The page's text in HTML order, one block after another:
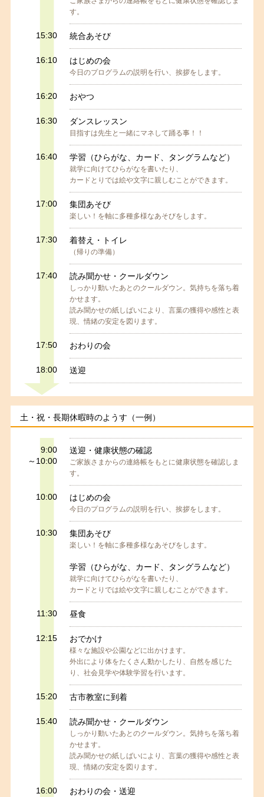
す。
15:30 統合あそび
16:10 はじめの会
今日のプログラムの説明を行い、挨拶をします。
16:20 おやつ
16:30 ダンスレッスン
目指すは先生と一緒にマネして踊る事！！
16:40 学習（ひらがな、カード、タングラムなど）
就学に向けてひらがなを書いたり、
カードとりでは絵や文字に親しむことができます。
17:00 集団あそび
楽しい！を軸に多種多様なあそびをします。
17:30 着替え・トイレ
（帰りの準備）
17:40 読み聞かせ・クールダウン
しっかり動いたあとのクールダウン。気持ちを落ち着
かせます。
読み聞かせの紙しばいにより、言葉の獲得や感性と表
現、情緒の安定を図ります。
17:50 おわりの会
18:00 送迎
土・祝・長期休暇時のようす（一例）
9:00
～10:00
送迎・健康状態の確認
ご家族さまからの連絡帳をもとに健康状態を確認しま
す。
10:00 はじめの会
今日のプログラムの説明を行い、挨拶をします。
10:30 集団あそび
楽しい！を軸に多種多様なあそびをします。
学習（ひらがな、カード、タングラムなど）
就学に向けてひらがなを書いたり、
カードとりでは絵や文字に親しむことができます。
11:30 昼食
12:15 おでかけ
様々な施設や公園などに出かけます。
外出により体をたくさん動かしたり、自然を感じた
り、社会見学や体験学習を行います。
15:20 古市教室に到着
15:40 読み聞かせ・クールダウン
しっかり動いたあとのクールダウン。気持ちを落ち着
かせます。
読み聞かせの紙しばいにより、言葉の獲得や感性と表
現、情緒の安定を図ります。
16:00 おわりの会・送迎